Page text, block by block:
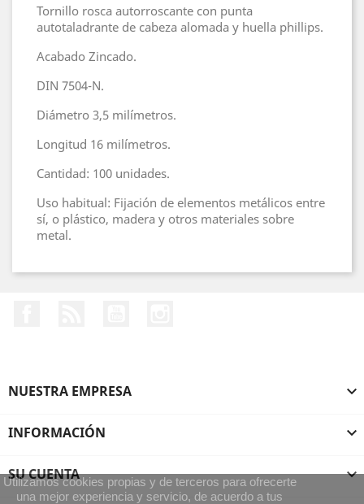
Tornillo rosca autorroscante con punta
autotaladrante de cabeza alomada y huella phillips.
Acabado Zincado.
DIN 7504-N.
Diámetro 3,5 milímetros.
Longitud 16 milímetros.
Cantidad: 100 unidades.
Uso habitual: Fijación de elementos metálicos entre
sí, o plástico, madera y otros materiales sobre
metal.
NUESTRA EMPRESA 
INFORMACIÓN 
SU CUENTA 
Utilizamos cookies propias y de terceros para ofrecerte
una mejor experiencia y servicio, de acuerdo a tus